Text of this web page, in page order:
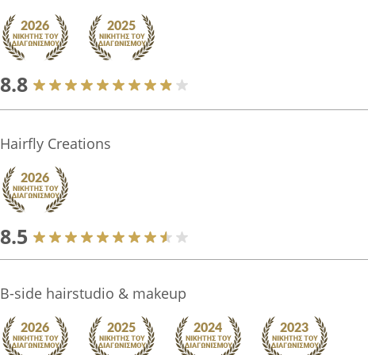
8.8
Hairfly Creations
8.5
B-side hairstudio & makeup